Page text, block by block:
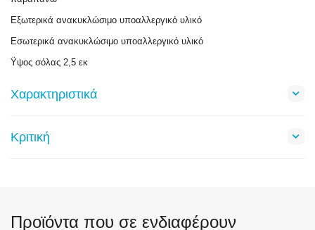
Εξωτερικά ανακυκλώσιμο υποαλλεργικό υλικό
Εσωτερικά ανακυκλώσιμο υποαλλεργικό υλικό
Ϋψος σόλας 2,5 εκ
Χαρακτηριστικά
Κριτική
Προϊόντα που σε ενδιαφέρουν